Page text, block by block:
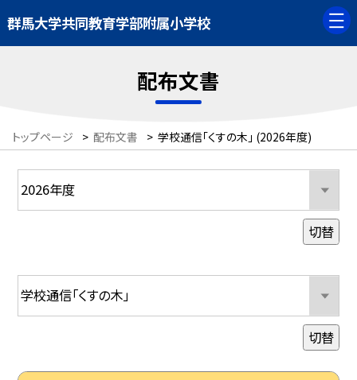
群馬大学共同教育学部附属小学校
配布文書
トップページ > 配布文書 > 学校通信「くすの木」 (2026年度)
切替
切替